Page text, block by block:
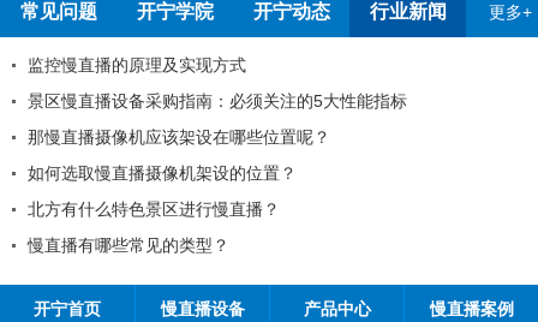
常见问题 开宁学院 开宁动态 行业新闻 更多+
监控慢直播的原理及实现方式
景区慢直播设备采购指南：必须关注的5大
那慢直播摄像机应该架设在哪些位置呢？
如何选取慢直播摄像机架设的位置？
北方有什么特色景区进行慢直播？
慢直播有哪些常见的类型？
开宁首页 慢直播设备 产品中心 慢直播案例